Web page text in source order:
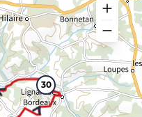
30